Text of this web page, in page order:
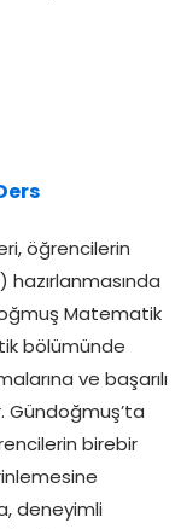
öğrencilerin
hazırlanmasında
Matematik
bölümünde
ve başarılı
Gündoğmuş’ta
birebir
deneyimli